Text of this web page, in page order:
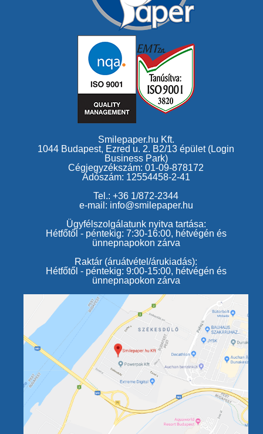
Smilepaper.hu Kft.
1044 Budapest, Ezred u. 2. B2/13 épület (Login
Business Park)
Cégjegyzékszám: 01-09-878172
Adószám: 12554458-2-41
Tel.: +36 1/872-2344
e-mail: info@smilepaper.hu
Ügyfélszolgálatunk nyitva tartása:
Hétfőtől - péntekig: 7:30-16:00, hétvégén és
ünnepnapokon zárva
Raktár (áruátvétel/árukiadás):
Hétfőtől - péntekig: 9:00-15:00, hétvégén és
ünnepnapokon zárva